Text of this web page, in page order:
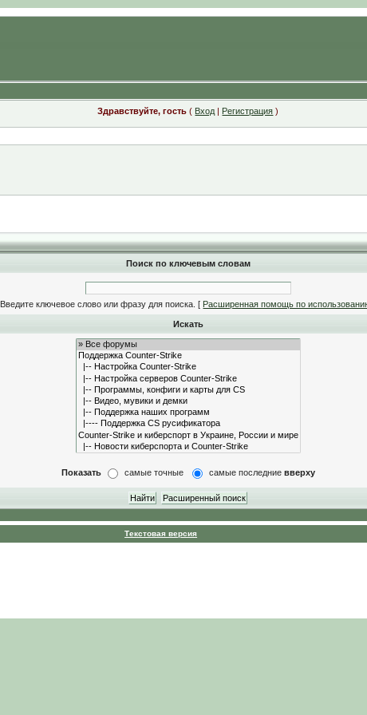
Здравствуйте, гость ( Вход | Регистрация )
Поиск по ключевым словам
Введите ключевое слово или фразу для поиска. [ Расширенная помощь по
Искать
Показать самые точные самые последние вверху
Текстовая версия